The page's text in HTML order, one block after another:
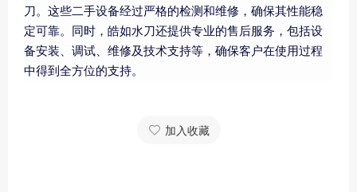
刀。这些二手设备经过严格的检测和维修，确保其性能稳
定可靠。同时，皓如水刀还提供专业的售后服务，包括设
备安装、调试、维修及技术支持等，确保客户在使用过程
中得到全方位的支持。
加入收藏